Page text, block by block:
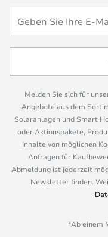
Melden Sie sich für
Angebote aus dem
Solaranlagen und Smart
oder Aktionspakete,
Inhalte von möglichen
Anfragen für
Abmeldung ist jederzeit
Newsletter finden.
*Ab einem